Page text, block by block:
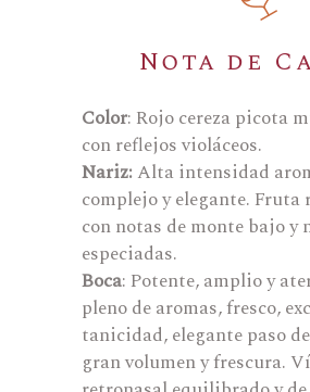
Nota de
Color: Rojo cereza picota
con reflejos violáceos.
Nariz: Alta intensidad
complejo y elegante. Fruta
con notas de monte bajo y
especiadas.
Boca: Potente, amplio y
pleno de aromas, fresco,
tanicidad, elegante paso
gran volumen y frescura.